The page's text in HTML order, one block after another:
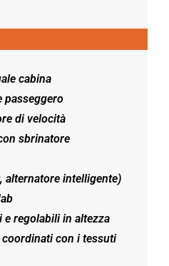
cabina
passeggero
di velocità
sbrinatore
alternatore intelligente)
e regolabili in altezza
con i tessuti